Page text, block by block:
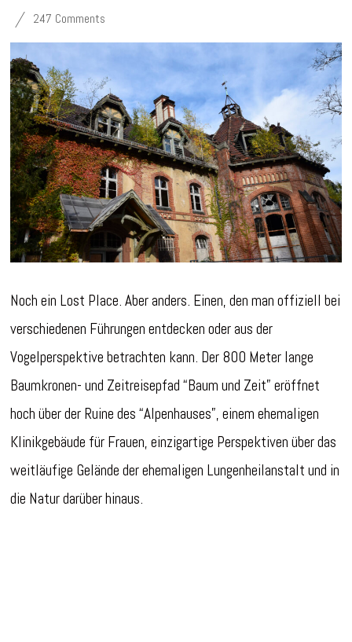
247 Comments
Noch ein Lost Place. Aber anders. Einen, den man offiziell bei
verschiedenen Führungen entdecken oder aus der
Vogelperspektive betrachten kann. Der 800 Meter lange
Baumkronen- und Zeitreisepfad “Baum und Zeit” eröffnet
hoch über der Ruine des “Alpenhauses”, einem ehemaligen
Klinikgebäude für Frauen, einzigartige Perspektiven über das
weitläufige Gelände der ehemaligen Lungenheilanstalt und in
die Natur darüber hinaus.